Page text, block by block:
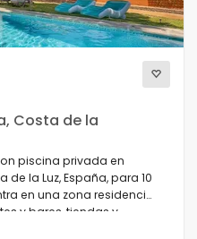
Costa de la
piscina privada en
la Luz, España, para 10
en una zona residencial
y bares, tiendas y
playa de La Barrosa.